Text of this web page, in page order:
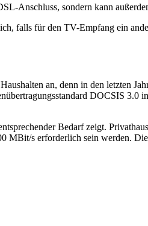
Anschluss, sondern kann
falls für den TV-Empfang ein
an, denn in den letzten
DOCSIS 3.0
Bedarf zeigt.
MBit/s erforderlich sein werden.